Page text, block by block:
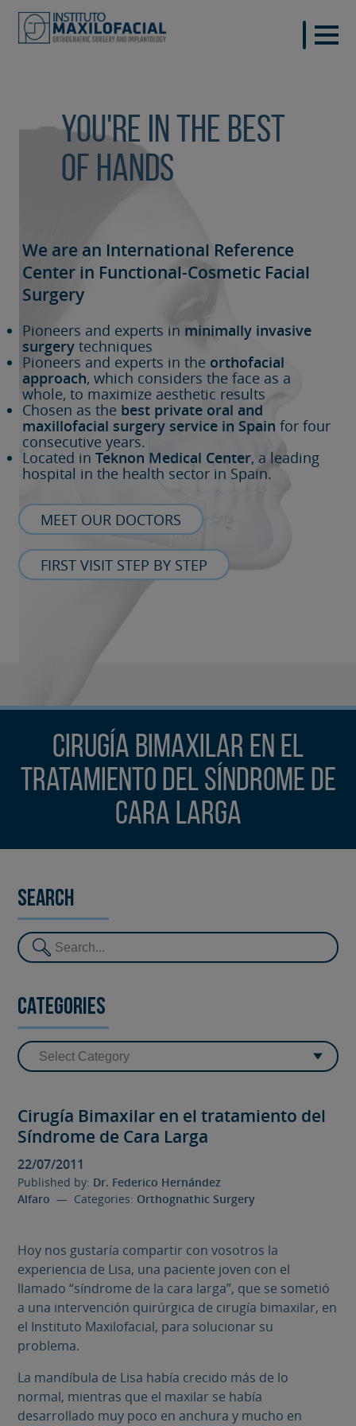
You're in the best
of hands
We are an International Reference
Center in Functional-Cosmetic Facial
Surgery
Pioneers and experts in minimally invasive
surgery techniques
Pioneers and experts in the orthofacial
approach, which considers the face as a
whole, to maximize aesthetic results
Chosen as the best private oral and
maxillofacial surgery service in Spain for four
consecutive years.
Located in Teknon Medical Center, a leading
hospital in the health sector in Spain.
MEET OUR DOCTORS
FIRST VISIT STEP BY STEP
Cirugía Bimaxilar en el
tratamiento del Síndrome de
Cara Larga
Search
Categories
Cirugía Bimaxilar en el tratamiento del
Síndrome de Cara Larga
22/07/2011
Published by: Dr. Federico Hernández
Alfaro — Categories: Orthognathic Surgery
Hoy nos gustaría compartir con vosotros la
experiencia de Lisa, una paciente joven con el
llamado “síndrome de la cara larga”, que se sometió
a una intervención quirúrgica de cirugía bimaxilar, en
el Instituto Maxilofacial, para solucionar su
problema.
La mandíbula de Lisa había crecido más de lo
normal, mientras que el maxilar se había
desarrollado muy poco en anchura y mucho en